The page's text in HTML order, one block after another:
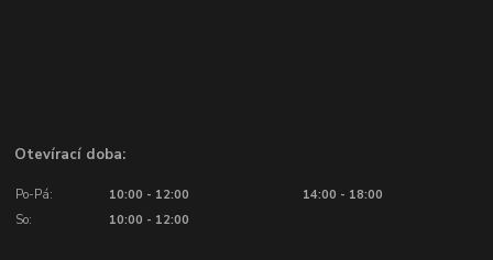
Otevírací doba:
Po-Pá: 10:00 - 12:00
14:00 - 18:00
So:
10:00 - 12:00